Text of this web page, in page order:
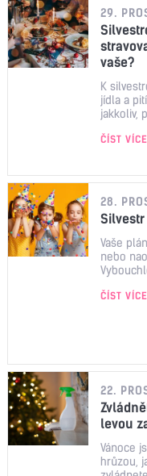
29.
vaše?
K
jídla a
jakkoliv,
ČÍST VÍCE
28.
Vaše
nebo
ČÍST VÍCE
22.
levou
Vánoce
hrůzou,